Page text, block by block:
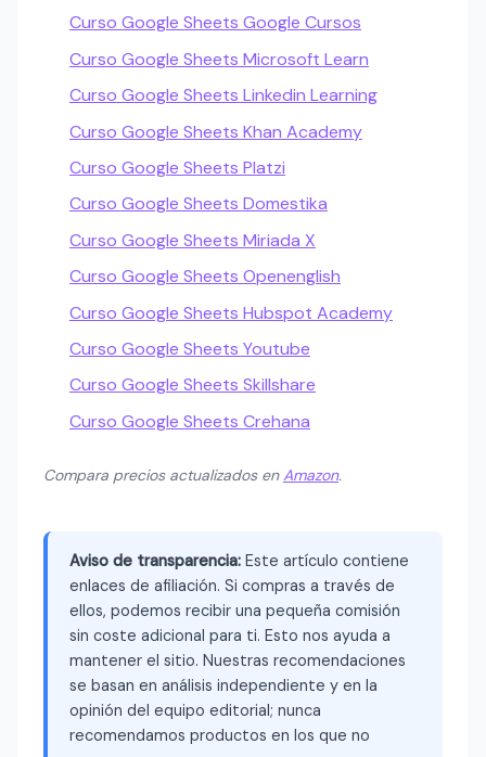
Curso Google Sheets Google Cursos
Curso Google Sheets Microsoft Learn
Curso Google Sheets Linkedin Learning
Curso Google Sheets Khan Academy
Curso Google Sheets Platzi
Curso Google Sheets Domestika
Curso Google Sheets Miriada X
Curso Google Sheets Openenglish
Curso Google Sheets Hubspot Academy
Curso Google Sheets Youtube
Curso Google Sheets Skillshare
Curso Google Sheets Crehana
Compara precios actualizados enAmazon.
Aviso de transparencia: Este artículo contiene
enlaces de afiliación. Si compras a través de
ellos, podemos recibir una pequeña comisión
sin coste adicional para ti. Esto nos ayuda a
mantener el sitio. Nuestras recomendaciones
se basan en análisis independiente y en la
opinión del equipo editorial; nunca
recomendamos productos en los que no